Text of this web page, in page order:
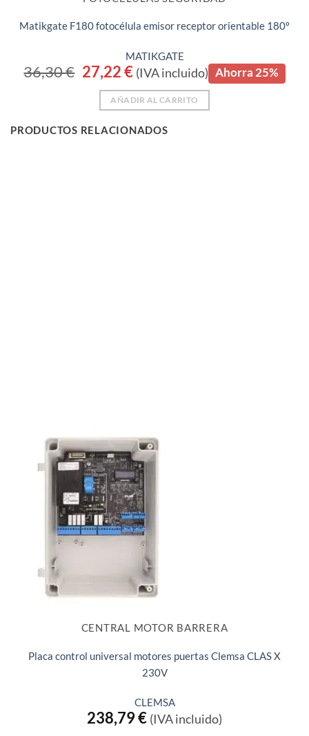
Matikgate F180 fotocélula emisor receptor orientable 180º
MATIKGATE
36,30€
El
precio
original
36,30 €.
27,22€El
precio
actual
es:
27,22 €.
(IVA incluido) Ahorra 25%
AÑADIR AL CARRITO
PRODUCTOS RELACIONADOS
CENTRAL MOTOR BARRERA
Placa control universal motores puertas Clemsa CLAS X
230V
CLEMSA
238,79€ (IVA incluido)